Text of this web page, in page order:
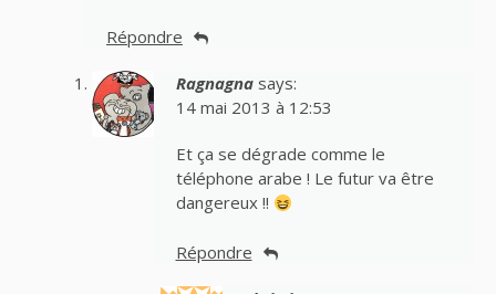
Répondre
Ragnagna says:
14 mai 2013 à 12:53
Et ça se dégrade comme le
téléphone arabe ! Le futur va être
dangereux !!
Répondre